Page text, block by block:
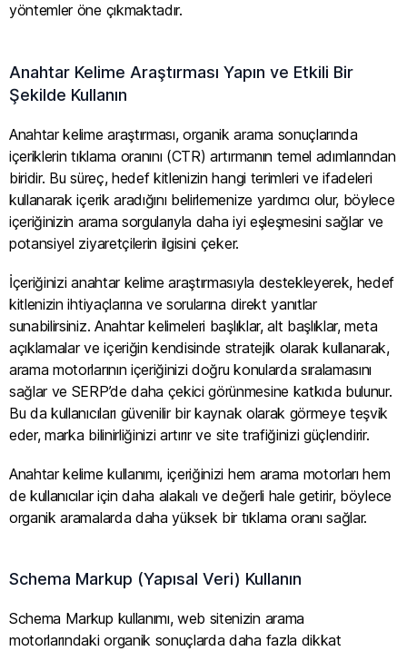
yöntemler öne çıkmaktadır.
Anahtar Kelime Araştırması Yapın ve Etkili Bir
Şekilde Kullanın
Anahtar kelime araştırması, organik arama sonuçlarında
içeriklerin tıklama oranını (CTR) artırmanın temel adımlarından
biridir. Bu süreç, hedef kitlenizin hangi terimleri ve ifadeleri
kullanarak içerik aradığını belirlemenize yardımcı olur, böylece
içeriğinizin arama sorgularıyla daha iyi eşleşmesini sağlar ve
potansiyel ziyaretçilerin ilgisini çeker.
İçeriğinizi anahtar kelime araştırmasıyla destekleyerek, hedef
kitlenizin ihtiyaçlarına ve sorularına direkt yanıtlar
sunabilirsiniz. Anahtar kelimeleri başlıklar, alt başlıklar, meta
açıklamalar ve içeriğin kendisinde stratejik olarak kullanarak,
arama motorlarının içeriğinizi doğru konularda sıralamasını
sağlar ve SERP’de daha çekici görünmesine katkıda bulunur.
Bu da kullanıcıları güvenilir bir kaynak olarak görmeye teşvik
eder, marka bilinirliğinizi artırır ve site trafiğinizi güçlendirir.
Anahtar kelime kullanımı, içeriğinizi hem arama motorları hem
de kullanıcılar için daha alakalı ve değerli hale getirir, böylece
organik aramalarda daha yüksek bir tıklama oranı sağlar.
Schema Markup (Yapısal Veri) Kullanın
Schema Markup kullanımı, web sitenizin arama
motorlarındaki organik sonuçlarda daha fazla dikkat